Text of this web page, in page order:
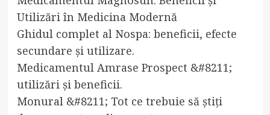
Utilizări în Medicina Modernă
Ghidul complet al Nospa: beneficii, efecte
secundare și utilizare.
Medicamentul Amrase Prospect &#8211;
utilizări și beneficii.
Monural &#8211; Tot ce trebuie să știți